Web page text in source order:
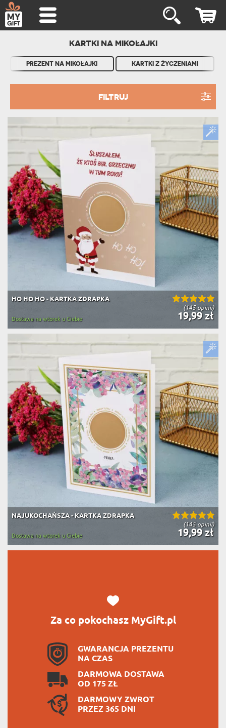
KARTKI NA MIKOŁAJKI
PREZENT NA MIKOŁAJKI KARTKI Z ŻYCZENIAMI
FILTRUJ
(145 opinii)
HO HO HO - KARTKA ZDRAPKA
19,99 zł
Dostawa na wtorek u Ciebie
(145 opinii)
NAJUKOCHAŃSZA - KARTKA ZDRAPKA
19,99 zł
Dostawa na wtorek u Ciebie
Za co pokochasz MyGift.pl
GWARANCJA PREZENTU
NA CZAS
DARMOWA DOSTAWA
OD 175 ZŁ
DARMOWY ZWROT
PRZEZ 365 DNI